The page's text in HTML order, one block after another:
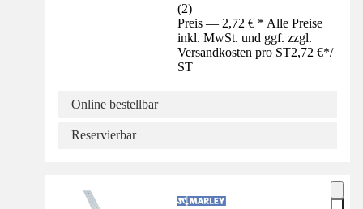
(2)
Preis — 2,72 € * Alle Preise
inkl. MwSt. und ggf. zzgl.
Versandkosten pro ST2,72 €*/
ST
Online bestellbar
Reservierbar